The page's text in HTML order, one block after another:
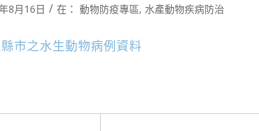
8月16日 / 在： 動物防疫專區, 水產動物疾病防治
市之水生動物病例資料